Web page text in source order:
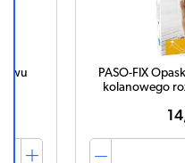
PASO-FIX
kolanowego